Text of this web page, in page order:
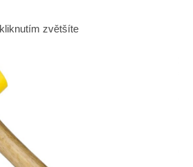
kliknutím zvětšíte